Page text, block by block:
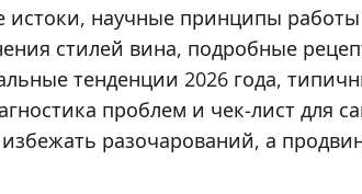
истоки, научные принципы
стилей вина, подробные
тенденции 2026 года,
проблем и чек-лист для
разочарований, а